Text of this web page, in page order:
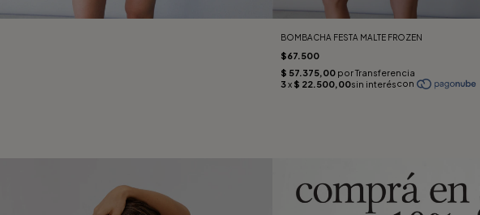
BOMBACHA FESTA MALTE FROZEN
$67.500